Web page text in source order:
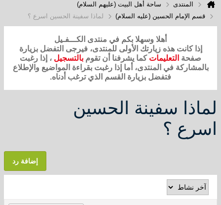
المنتدى
ساحة أهل البيت (عليهم السلام)
قسم الإمام الحسين (عليه السلام)
لماذا سفينة الحسين اسرع ؟
أهلا وسهلا بكم في منتدى الكـــفـيل
إذا كانت هذه زيارتك الأولى للمنتدى، فيرجى التفضل بزيارة
صفحة التعليمات كما يشرفنا أن تقوم بالتسجيل ، إذا رغبت
بالمشاركة في المنتدى، أما إذا رغبت بقراءة المواضيع والإطلاع
فتفضل بزيارة القسم الذي ترغب أدناه.
لماذا سفينة الحسين
اسرع ؟
إضافة رد